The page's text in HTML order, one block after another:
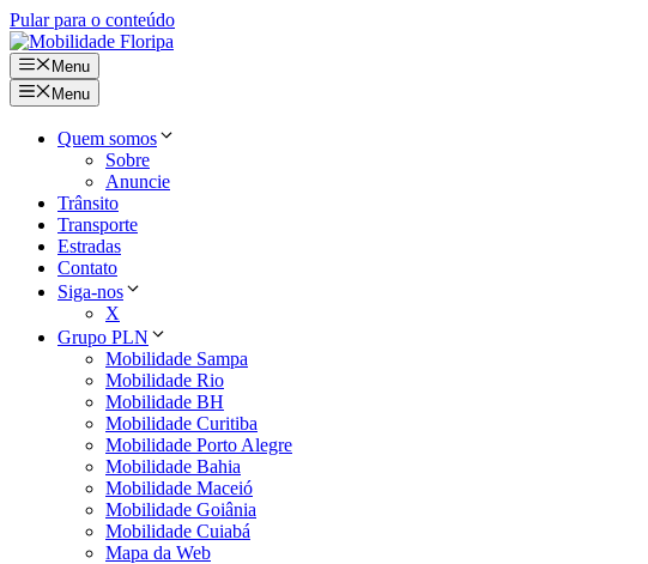
Pular para o conteúdo
Menu
Menu
Quem somos
Sobre
Anuncie
Trânsito
Transporte
Estradas
Contato
Siga-nos
X
Grupo PLN
Mobilidade Sampa
Mobilidade Rio
Mobilidade BH
Mobilidade Curitiba
Mobilidade Porto Alegre
Mobilidade Bahia
Mobilidade Maceió
Mobilidade Goiânia
Mobilidade Cuiabá
Mapa da Web